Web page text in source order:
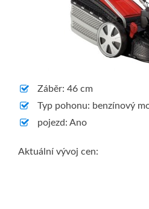
Záběr: 46 cm
Typ pohonu: benzínový
pojezd: Ano
Aktuální vývoj cen: